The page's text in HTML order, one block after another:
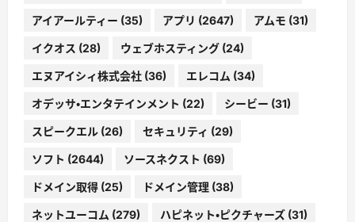
アイアールティー (35) アプリ (2647) アムモ (31)
イクオス (28) ウェブホスティング (24)
エヌアイシィ株式会社 (36) エレコム (34)
オデッサ・エンタテインメント (22) シービー (31)
スピークエル (26) セキュリティ (29)
ソフト (2644) ソースネクスト (69)
ドメイン取得 (25) ドメイン管理 (38)
ネットユーコム (279) ハピネット・ピクチャーズ (31)